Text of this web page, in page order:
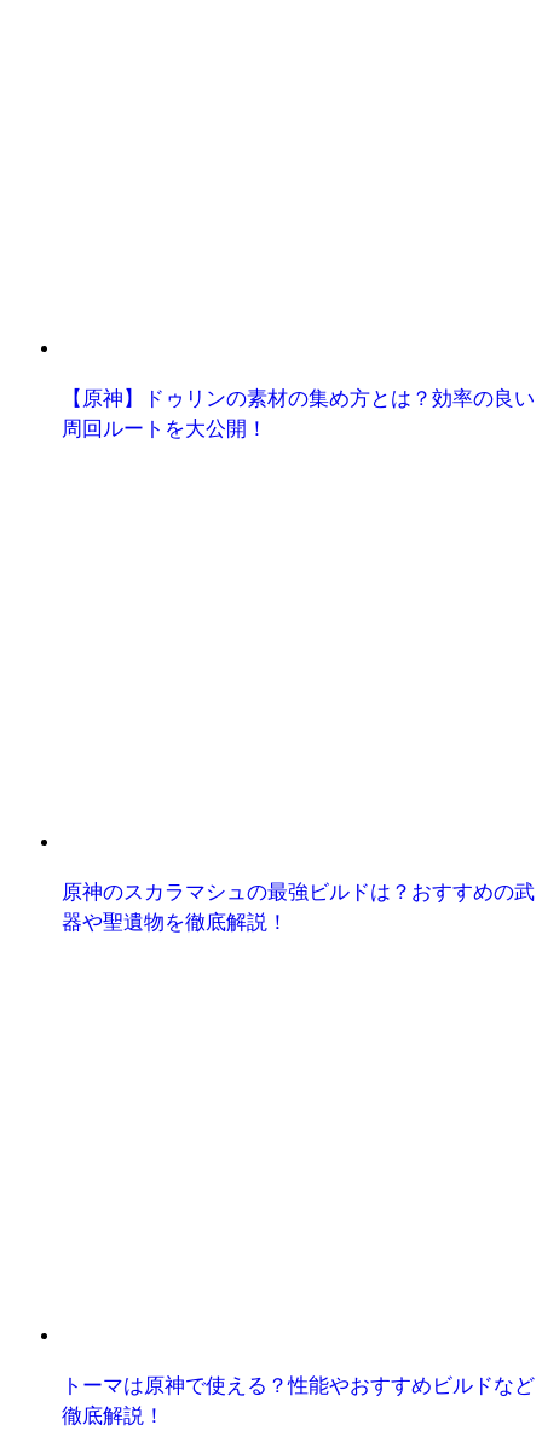
【原神】ドゥリンの素材の集め方とは？効率の良い
周回ルートを大公開！
原神のスカラマシュの最強ビルドは？おすすめの武
器や聖遺物を徹底解説！
トーマは原神で使える？性能やおすすめビルドなど
徹底解説！